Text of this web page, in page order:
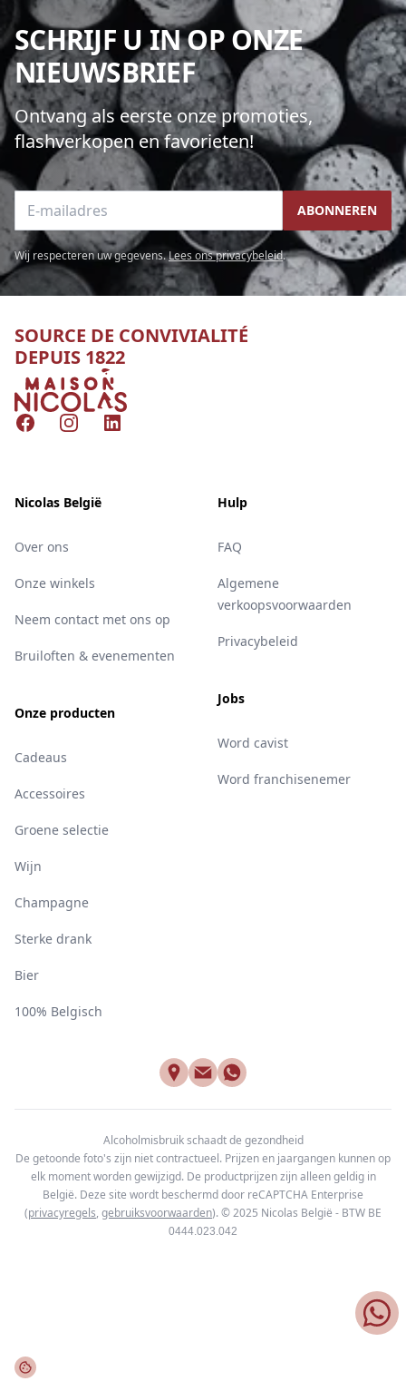
SCHRIJF U IN OP ONZE
NIEUWSBRIEF
Ontvang als eerste onze promoties,
flashverkopen en favorieten!
E-mailadres ABONNEREN
Wij respecteren uw gegevens.Lees ons privacybeleid.
SOURCE DE CONVIVIALITÉ
DEPUIS 1822
Nicolas
FacebookInstagramLinkedIn
Nicolas België
Over ons
Onze winkels
Neem contact met ons op
Bruiloften & evenementen
Onze producten
Cadeaus
Accessoires
Groene selectie
Wijn
Champagne
Sterke drank
Bier
100% Belgisch
Hulp
FAQ
Algemene
verkoopsvoorwaarden
Privacybeleid
Jobs
Word cavist
Word franchisenemer
Alcoholmisbruik schaadt de gezondheid
De getoonde foto's zijn niet contractueel. Prijzen en jaargangen kunnen op
elk moment worden gewijzigd. De productprijzen zijn alleen geldig in
België. Deze site wordt beschermd door reCAPTCHA Enterprise
(privacyregels, gebruiksvoorwaarden). © 2025 Nicolas België - BTW BE
0444.023.042